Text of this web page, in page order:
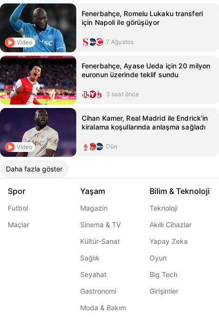
Video
Fenerbahçe, Romelu Lukaku transferi
için Napoli ile görüşüyor
7 Ağustos
Fenerbahçe, Ayase Ueda için 20 milyon
euronun üzerinde teklif sundu
3 saat önce
Video
Cihan Kamer, Real Madrid ile Endrick'in
kiralama koşullarında anlaşma sağladı
Dün
Daha fazla göster
Spor
Futbol
Maçlar
Yaşam
Magazin
Sinema & TV
Kültür-Sanat
Sağlık
Seyahat
Gastronomi
Moda & Bakım
Bilim & Teknoloji
Teknoloji
Akıllı Cihazlar
Yapay Zeka
Oyun
Big Tech
Girişimler